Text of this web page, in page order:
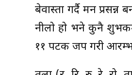
बेवास्ता गर्दै मन
नीलो हो भने कुनै शुभकर्म
११ पटक जप गरी आरम्भ